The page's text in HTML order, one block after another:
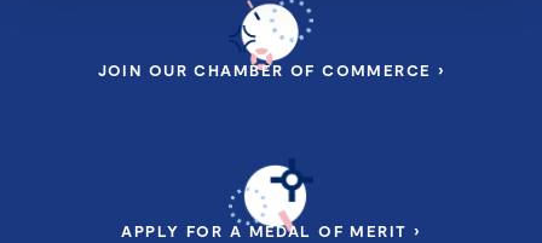
JOIN OUR CHAMBER OF COMMERCE ›
APPLY FOR A MEDAL OF MERIT ›